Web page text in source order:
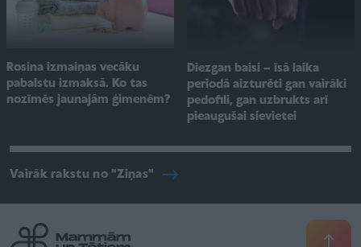
Rosina izmaiņas vecāku
pabalstu izmaksā. Ko tas
nozīmēs jaunajām ģimenēm?
Diezgan baisi – īsā laika
periodā aizturēti gan vairāki
pedofili, gan uzbrukts arī
pieaugušai sievietei
Vairāk rakstu no "Ziņas"